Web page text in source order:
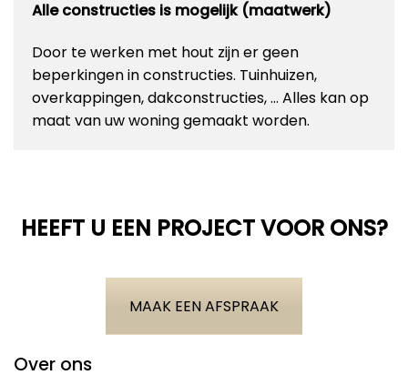
Alle constructies is mogelijk (maatwerk)
Door te werken met hout zijn er geen
beperkingen in constructies. Tuinhuizen,
overkappingen, dakconstructies, … Alles kan op
maat van uw woning gemaakt worden.
HEEFT U EEN PROJECT VOOR ONS?
MAAK EEN AFSPRAAK
Over ons